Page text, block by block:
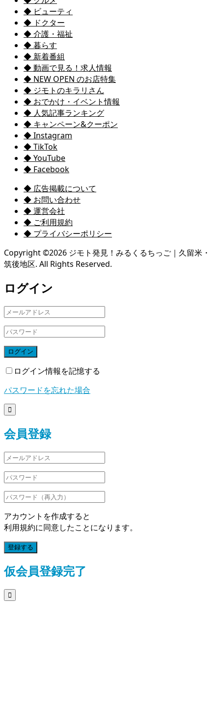
◆ ビューティ
◆ ドクター
◆ 介護・福祉
◆ 暮らす
◆ 新着番組
◆ 動画で見る！求人情報
◆ NEW OPEN のお店特集
◆ ジモトのキラリさん
◆ おでかけ・イベント情報
◆ 人気記事ランキング
◆ キャンペーン&クーポン
◆ Instagram
◆ TikTok
◆ YouTube
◆ Facebook
◆ 広告掲載について
◆ お問い合わせ
◆ 運営会社
◆ ご利用規約
◆ プライバシーポリシー
Copyright ©2026 ジモト発見！みるくるちっご｜久留米・
筑後地区. All Rights Reserved.
ログイン
ログイン
ログイン情報を記憶する
パスワードを忘れた場合

会員登録
アカウントを作成すると
利用規約に同意したことになります。
登録する
仮会員登録完了
